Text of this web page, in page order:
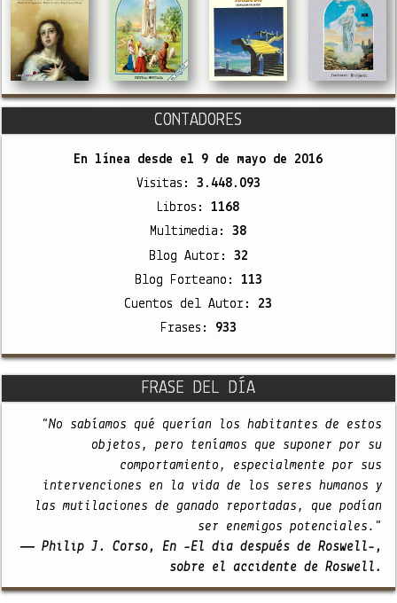
CONTADORES
En línea desde el 9 de mayo de 2016
Visitas: 3.448.093
Libros:1168
Multimedia:38
Blog Autor: 32
Blog Forteano: 113
Cuentos del Autor: 23
Frases: 933
FRASE DEL DÍA
"No sabíamos qué querían los habitantes de estos
objetos, pero teníamos que suponer por su
comportamiento, especialmente por sus
intervenciones en la vida de los seres humanos y
las mutilaciones de ganado reportadas, que podían
ser enemigos potenciales."
— Philip J. Corso, En -El día después de Roswell-,
sobre el accidente de Roswell.